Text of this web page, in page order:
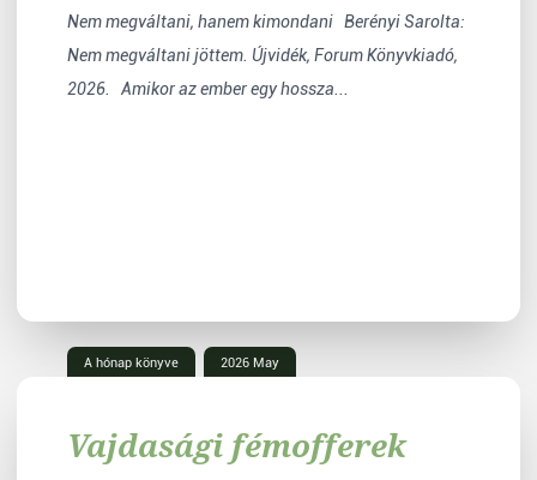
Nem megváltani, hanem kimondani Berényi Sarolta:
Nem megváltani jöttem. Újvidék, Forum Könyvkiadó,
2026. Amikor az ember egy hossza...
A hónap könyve 2026 May
Vajdasági fémofferek